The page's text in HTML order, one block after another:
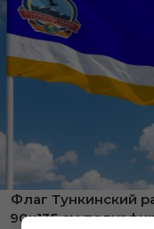
Флаг Тункинский
90х135 см